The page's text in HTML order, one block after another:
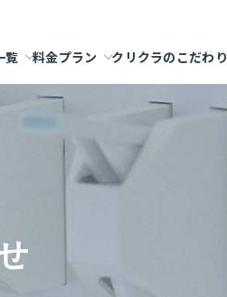
覧 料金プラン クリクラのこだわり